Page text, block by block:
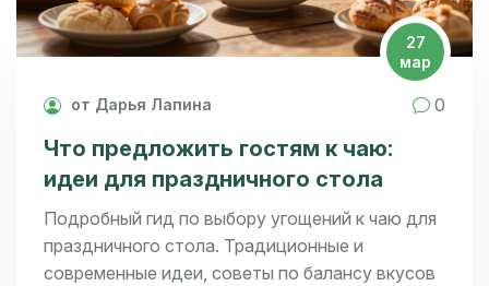
27
мар
от Дарья Лапина 0
Что предложить гостям к чаю:
идеи для праздничного стола
Подробный гид по выбору угощений к чаю для
праздничного стола. Традиционные и
современные идеи, советы по балансу вкусов